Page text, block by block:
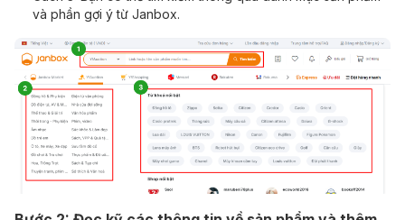
và phần gợi ý từ Janbox.